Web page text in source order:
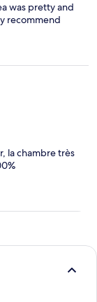
was pretty and
recommend
la chambre très